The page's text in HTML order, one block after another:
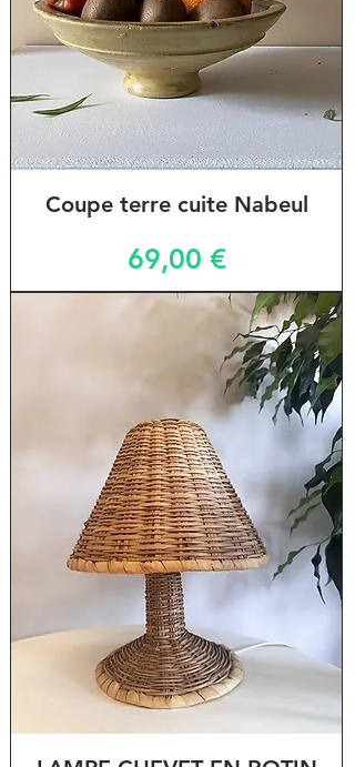
Coupe terre cuite Nabeul
Prix
69,00 €